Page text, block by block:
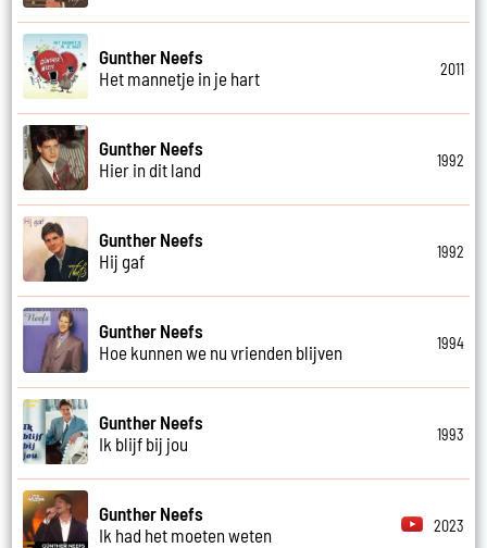
Gunther Neefs
Het mannetje in je hart
2011
Gunther Neefs
Hier in dit land
1992
Gunther Neefs
Hij gaf
1992
Gunther Neefs
Hoe kunnen we nu vrienden blijven
1994
Gunther Neefs
Ik blijf bij jou
1993
Gunther Neefs
Ik had het moeten weten
2023